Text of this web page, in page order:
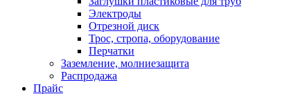
Электроды
Отрезной диск
Трос, стропа, оборудование
Перчатки
Заземление, молниезащита
Распродажа
Прайс